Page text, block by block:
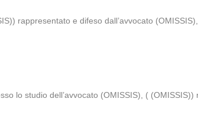
rappresentato e difeso dall’avvocato
lo studio dell’avvocato (OMISSIS), ( (OMISSIS))